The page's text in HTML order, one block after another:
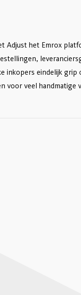
Adjust het Emrox
inkopers eindelijk grip
voor veel handmatige